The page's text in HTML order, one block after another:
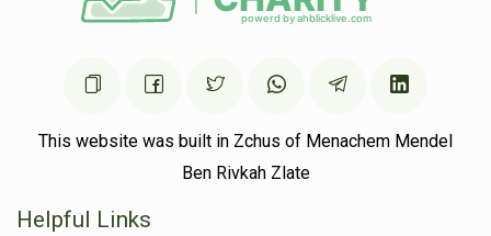
This website was built in Zchus of Menachem Mendel
Ben Rivkah Zlate
Helpful Links